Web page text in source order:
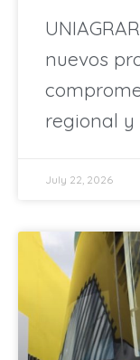
nuevos
regional
July 22, 2026